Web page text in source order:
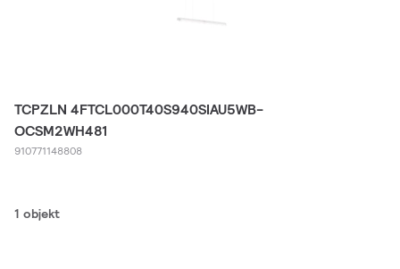
TCPZLN 4FTCL000T40S940SIAU5WB-
OCSM2WH481
910771148808
1 objekt